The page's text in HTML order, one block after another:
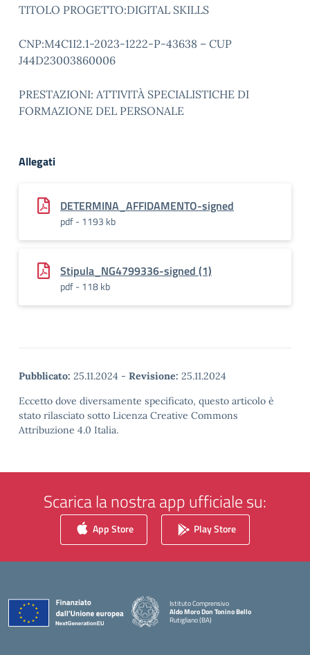
TITOLO PROGETTO:DIGITAL SKILLS
CNP:M4C1I2.1-2023-1222-P-43638 – CUP
J44D23003860006
PRESTAZIONI: ATTIVITÀ SPECIALISTICHE DI
FORMAZIONE DEL PERSONALE
Allegati
DETERMINA_AFFIDAMENTO-signed
pdf - 1193 kb
Stipula_NG4799336-signed (1)
pdf - 118 kb
Pubblicato: 25.11.2024 - Revisione: 25.11.2024
Eccetto dove diversamente specificato, questo articolo è
stato rilasciato sotto Licenza Creative Commons
Attribuzione 4.0 Italia.
Scarica la nostra app ufficiale su:
App Store Play Store
Istituto Comprensivo
Aldo Moro Don Tonino Bello
Rutigliano (BA)
— Visita la pagina iniziale della scuola